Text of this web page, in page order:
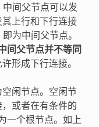
间父节点可以发
上行和下行连接
为中间父节点。
间父节点并不等同
形成下行连接。
闲节点。空闲节
或者在有条件的
一个根节点。如上